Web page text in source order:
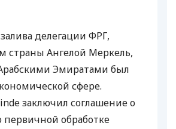
делегации ФРГ,
страны Ангелой Меркель,
Эмиратами был
сфере.
заключил соглашение о
первичной обработке